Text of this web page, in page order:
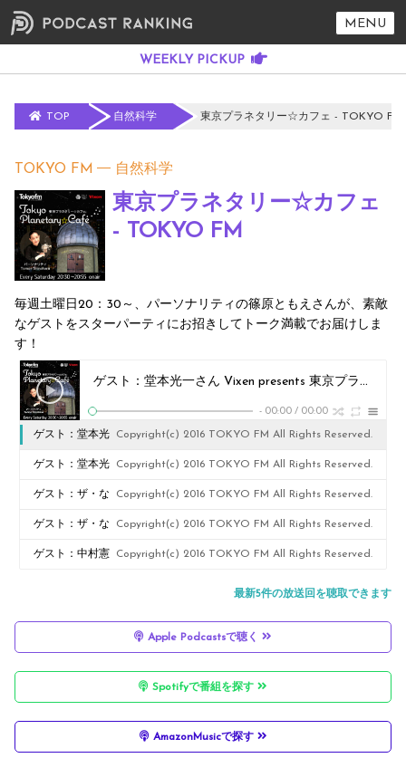
MENU
TOP 自然科学 東京プラネタリー☆カフェ - TOKYO FM
TOKYO FM 自然科学
東京プラネタリー☆カフェ
- TOKYO FM
毎週土曜日20：30～、パーソナリティの篠原ともえさんが、素敵
なゲストをスターパーティにお招きしてトーク満載でお届けしま
す！
ゲスト：堂本光一さん Vixen presents 東京プラネタリー☆カフェ PODCAST Vol.26
- 00:00 / 00:00
ゲスト：堂本光
一さん Vixen
presents 東京プ
ラネタリー☆カ
フェ PODCAST
Copyright(c) 2016 TOKYO FM All Rights Reserved.
ゲスト：堂本光
一さん Vixen
presents 東京プ
ラネタリー☆カ
Copyright(c) 2016 TOKYO FM All Rights Reserved.
ゲスト：ザ・な
つやすみバンド
さん Vixen
Copyright(c) 2016 TOKYO FM All Rights Reserved.
ゲスト：ザ・な
つやすみバンド
フェ PODCAST
Copyright(c) 2016 TOKYO FM All Rights Reserved.
ゲスト：中村憲
フェ PODCAST
Copyright(c) 2016 TOKYO FM All Rights Reserved.
最新5件の放送回を聴取できます
Apple Podcastsで聴く
Spotifyで番組を探す
AmazonMusicで探す